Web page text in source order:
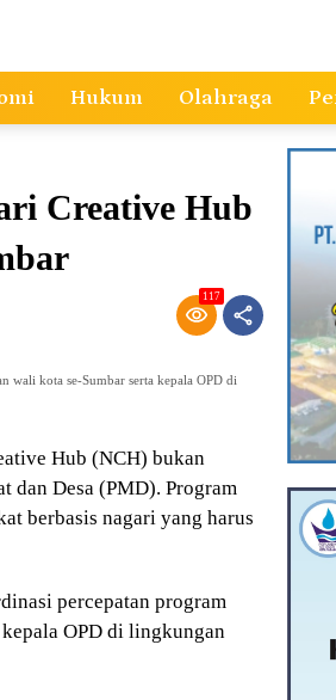
Hukum Olahraga
Creative Hub
117
wali kota se-Sumbar serta kepala OPD di
Hub (NCH) bukan
dan Desa (PMD). Program
berbasis nagari yang harus
percepatan program
OPD di lingkungan